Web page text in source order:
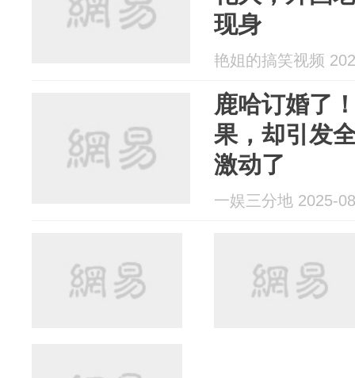
现身
艳姐的搞笑视频
鹿哈订婚了
果，却引发
激动了
一娱三分地 2025-